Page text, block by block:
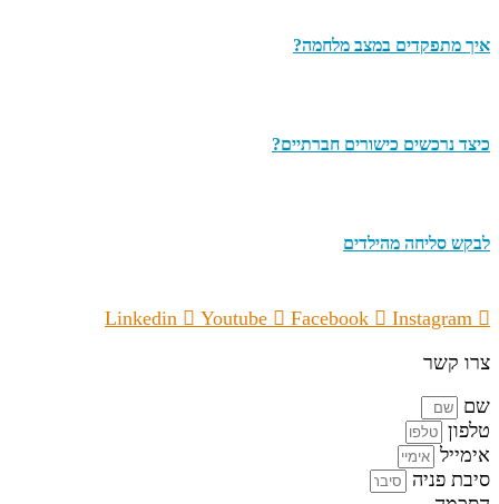
איך מתפקדים במצב מלחמה?
כיצד נרכשים כישורים חברתיים?
לבקש סליחה מהילדים
Linkedin Youtube Facebook
Instagram
צרו קשר
שם
טלפון
אימייל
סיבת פניה